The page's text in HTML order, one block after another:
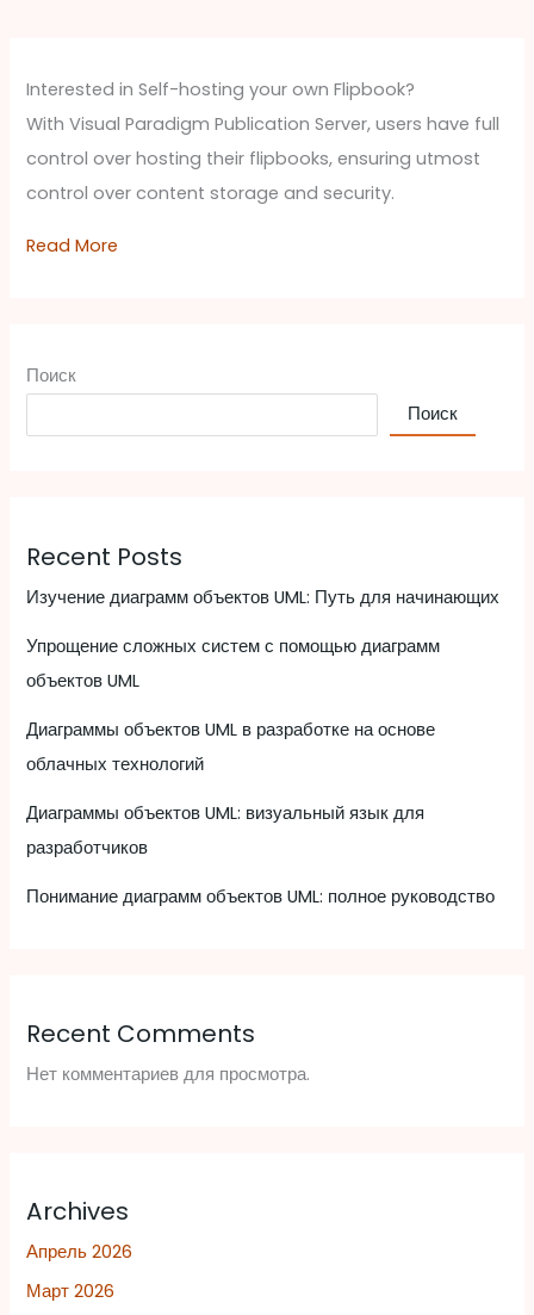
Interested in Self-hosting your own Flipbook?
With Visual Paradigm Publication Server, users have full
control over hosting their flipbooks, ensuring utmost
control over content storage and security.
Read More
Поиск
Поиск
Recent Posts
Изучение диаграмм объектов UML: Путь для начинающих
Упрощение сложных систем с помощью диаграмм
объектов UML
Диаграммы объектов UML в разработке на основе
облачных технологий
Диаграммы объектов UML: визуальный язык для
разработчиков
Понимание диаграмм объектов UML: полное руководство
Recent Comments
Нет комментариев для просмотра.
Archives
Апрель 2026
Март 2026